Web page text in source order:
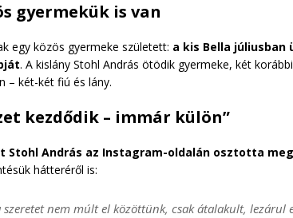
gyermekük is van
egy közös gyermeke született: a kis Bella júliusban
. A kislány Stohl András ötödik gyermeke, két
– két-két fiú és lány.
kezdődik – immár külön”
Stohl András az Instagram-oldalán osztotta
hátteréről is:
szeretet nem múlt el közöttünk, csak átalakult, lezárul